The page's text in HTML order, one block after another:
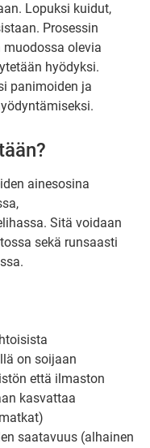
Lopuksi kuidut,
Prosessin
olevia
hyödyksi.
panimoiden ja
ainesosina
Sitä voidaan
sekä runsaasti
on soijaan
että ilmaston
kasvattaa
saatavuus (alhainen